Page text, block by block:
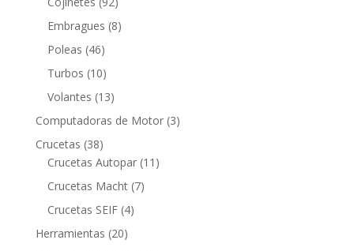
productos
Embragues 88
Poleas 4646
productos
Turbos 1010
productos
Volantes 1313
productos
Computadoras de Motor 33
Crucetas 3838
productos
Crucetas Autopar 11 11
Crucetas Macht 77
Crucetas SEIF 44
Herramientas 2020